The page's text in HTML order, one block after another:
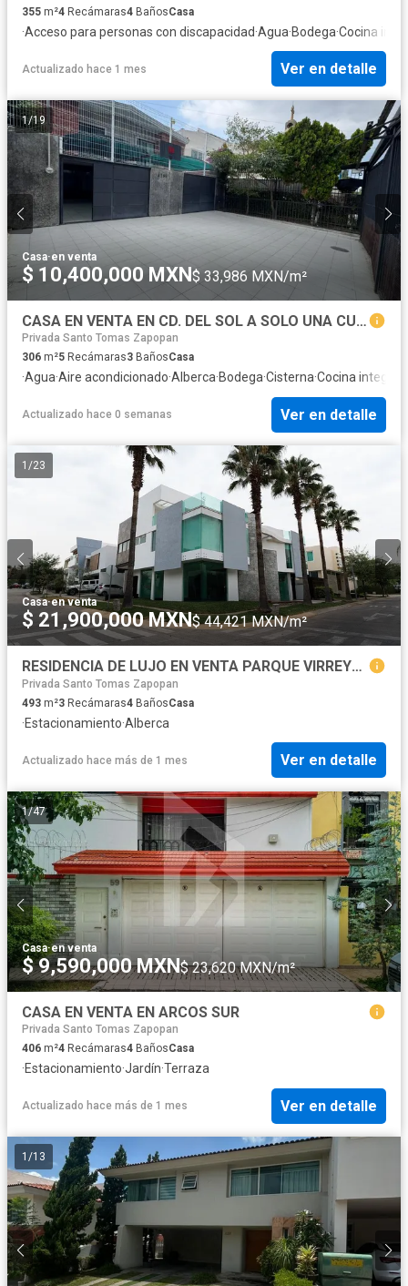
355 m²4 Recámaras4 BañosCasa
·Acceso para personas con discapacidad·Agua·Bodega·Cocina
Actualizado hace 1 mes Ver en detalle
1/19
Casa·en venta
$ 10,400,000 MXN$ 33,986 MXN/m²
CASA EN VENTA EN CD. DEL SOL A SOLO UNA CUADRA PLAZA CIUDADELA, ZAPOPAN
Privada Santo Tomas Zapopan
306 m²5 Recámaras3 BañosCasa
·Agua·Aire acondicionado·Alberca·Bodega·Cisterna·Cocina integral
Actualizado hace 0 semanas Ver en detalle
1 /23
Casa·en venta
$ 21,900,000 MXN$ 44,421 MXN/m²
RESIDENCIA DE LUJO EN VENTA PARQUE VIRREYES
Privada Santo Tomas Zapopan
493 m²3 Recámaras4 BañosCasa
·Estacionamiento·Alberca
Actualizado hace más de 1 mes Ver en detalle
1/47
Casa·en venta
$ 9,590,000 MXN$ 23,620 MXN/m²
CASA EN VENTA EN ARCOS SUR
Privada Santo Tomas Zapopan
406 m²4 Recámaras4 BañosCasa
·Estacionamiento·Jardín·Terraza
Actualizado hace más de 1 mes Ver en detalle
1 /13